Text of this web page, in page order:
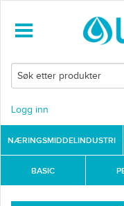
Logg inn
NÆRINGSMIDDELINDUSTRI
BASIC